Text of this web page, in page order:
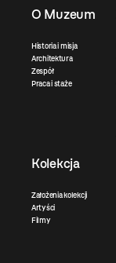
O Muzeum
Historia i misja
Architektura
Zespół
Praca i staże
Kolekcja
Założenia kolekcji
Artyści
Filmy